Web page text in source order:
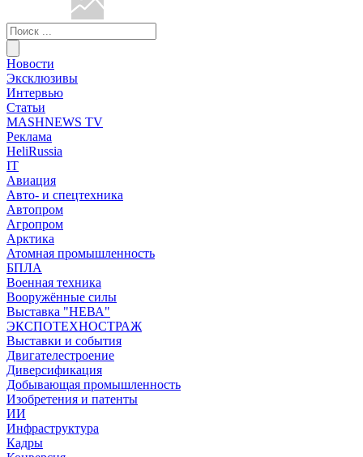
Новости
Эксклюзивы
Интервью
Статьи
MASHNEWS TV
Реклама
HeliRussia
IT
Авиация
Авто- и спецтехника
Автопром
Агропром
Арктика
Атомная промышленность
БПЛА
Военная техника
Вооружённые силы
Выставка "НЕВА"
ЭКСПОТЕХНОСТРАЖ
Выставки и события
Двигателестроение
Диверсификация
Добывающая промышленность
Изобретения и патенты
ИИ
Инфраструктура
Кадры